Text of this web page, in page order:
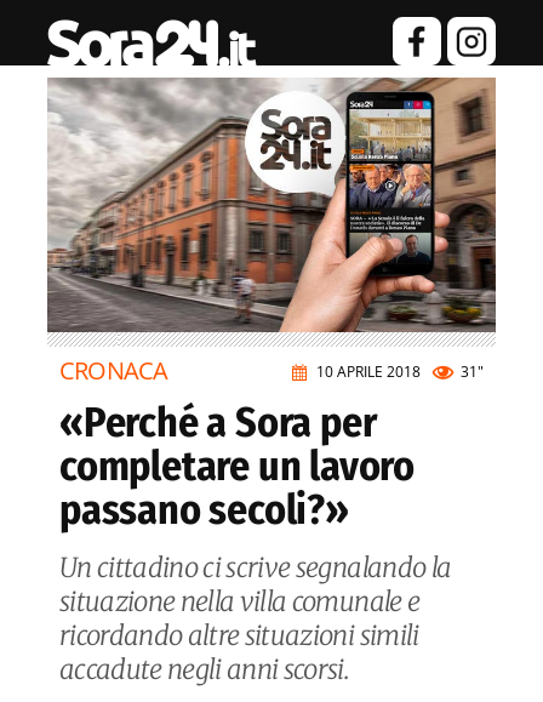
10 APRILE 2018 31"
CRONACA
«Perché a Sora per
completare un lavoro
passano secoli?»
Un cittadino ci scrive segnalando la
situazione nella villa comunale e
ricordando altre situazioni simili
accadute negli anni scorsi.